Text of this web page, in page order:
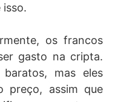
os francos
gasto na cripta.
mas eles
preço, assim que